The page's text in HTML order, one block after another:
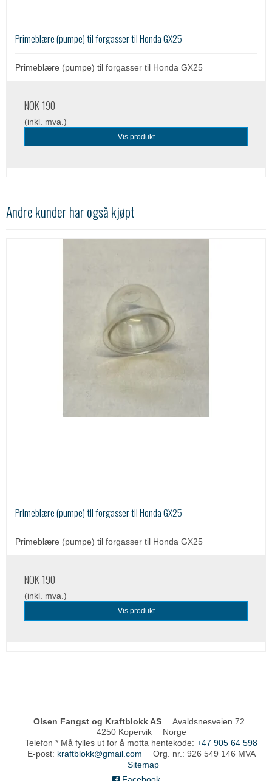
Primeblære (pumpe) til forgasser til Honda GX25
Primeblære (pumpe) til forgasser til Honda GX25
NOK 190
(inkl. mva.)
Vis produkt
Andre kunder har også kjøpt
Primeblære (pumpe) til forgasser til Honda GX25
Primeblære (pumpe) til forgasser til Honda GX25
NOK 190
(inkl. mva.)
Vis produkt
Olsen Fangst og Kraftblokk AS
Avaldsnesveien 72
4250 Kopervik
Norge
Telefon * Må fylles ut for å motta hentekode: +47 905 64 598
E-post: kraftblokk@gmail.com Org. nr. : 926 549 146 MVA
Sitemap
Facebook